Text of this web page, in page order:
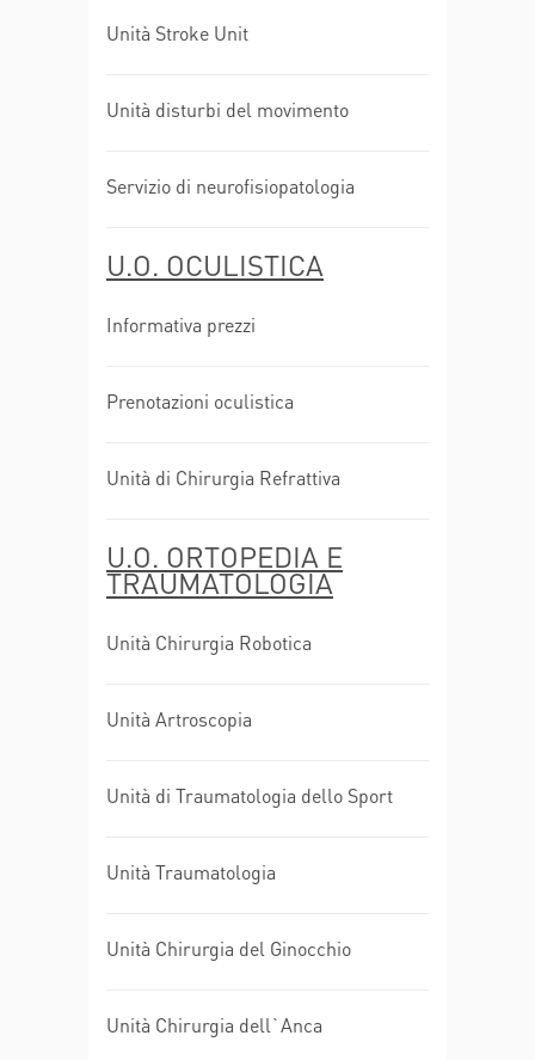
Unità Stroke Unit
Unità disturbi del movimento
Servizio di neurofisiopatologia
U.O. OCULISTICA
Informativa prezzi
Prenotazioni oculistica
Unità di Chirurgia Refrattiva
U.O. ORTOPEDIA E
TRAUMATOLOGIA
Unità Chirurgia Robotica
Unità Artroscopia
Unità di Traumatologia dello Sport
Unità Traumatologia
Unità Chirurgia del Ginocchio
Unità Chirurgia dell`Anca